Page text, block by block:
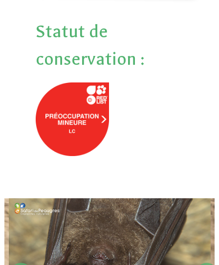
Statut de
conservation :